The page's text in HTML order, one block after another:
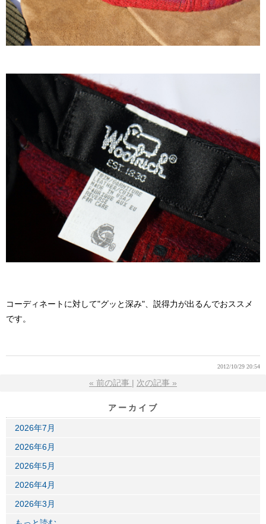
コーディネートに対して"グッと深み"、説得力が出るんでおススメ
です。
2012/10/29 20:54
« 前の記事 次の記事 »
アーカイブ
2026年7月
2026年6月
2026年5月
2026年4月
2026年3月